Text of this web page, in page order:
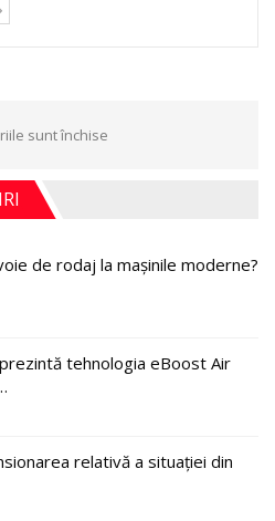
sunt închise
de rodaj la mașinile moderne?
tehnologia eBoost Air
relativă a situației din